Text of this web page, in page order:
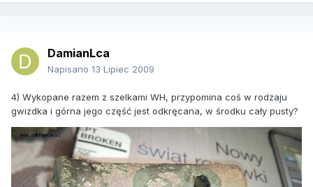
DamianLca
Napisano 13 Lipiec 2009
4) Wykopane razem z szelkami WH, przypomina coś w rodzaju
gwizdka i górna jego część jest odkręcana, w środku cały pusty?